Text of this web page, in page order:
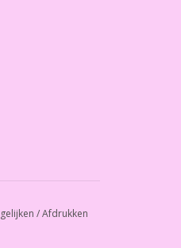
/Afdrukken